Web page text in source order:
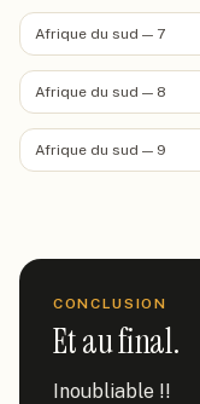
Afrique du sud — 7
Afrique du sud — 8
Afrique du sud — 9
CONCLUSION
Et au final.
Inoubliable !!